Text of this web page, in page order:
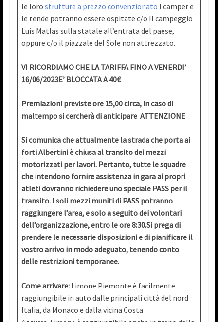
le loro strutture a prezzo convenzionato I camper e
le tende potranno essere ospitate c/o Il campeggio
Luis Matlas sulla statale all’entrata del paese,
oppure c/o il piazzale del Sole non attrezzato.
VI RICORDIAMO CHE LA TARIFFA FINO A VENERDI’
16/06/2023E’ BLOCCATA A 40€
Premiazioni previste ore 15,00 circa, in caso di
maltempo si cercherà di anticipare ATTENZIONE
Si comunica che attualmente la strada che porta ai
forti Albertini è chiusa al transito dei mezzi
motorizzati per lavori. Pertanto, tutte le squadre
che intendono fornire assistenza in gara ai propri
atleti dovranno richiedere uno speciale PASS per il
transito. I soli mezzi muniti di PASS potranno
raggiungere l’area, e solo a seguito dei volontari
dell’organizzazione, entro le ore 8:30.Si prega di
prendere le necessarie disposizioni e di pianificare il
vostro arrivo in modo adeguato, tenendo conto
delle restrizioni temporanee.
Come arrivare: Limone Piemonte è facilmente
raggiungibile in auto dalle principali città del nord
Italia, da Monaco e dalla vicina Costa